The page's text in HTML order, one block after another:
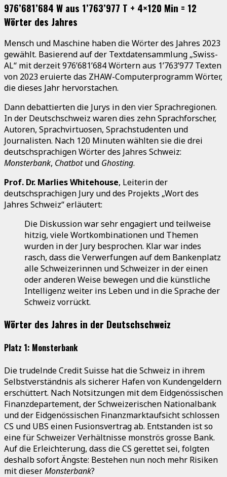
976’681’684 W aus 1’763’977 T + 4×120 Min = 12
Wörter des Jahres
Mensch und Maschine haben die Wörter des Jahres 2023
gewählt. Basierend auf der Textdatensammlung „Swiss-
AL“ mit derzeit 976’681’684 Wörtern aus 1’763’977 Texten
von 2023 eruierte das ZHAW-Computerprogramm Wörter,
die dieses Jahr hervorstachen.
Dann debattierten die Jurys in den vier Sprachregionen.
In der Deutschschweiz waren dies zehn Sprachforscher,
Autoren, Sprachvirtuosen, Sprachstudenten und
Journalisten. Nach 120 Minuten wählten sie die drei
deutschsprachigen Wörter des Jahres Schweiz:
Monsterbank, Chatbotund Ghosting.
Prof. Dr. Marlies Whitehouse, Leiterin der
deutschsprachigen Jury und des Projekts „Wort des
Jahres Schweiz“ erläutert:
Die Diskussion war sehr engagiert und teilweise
hitzig, viele Wortkombinationen und Themen
wurden in der Jury besprochen. Klar war indes
rasch, dass die Verwerfungen auf dem Bankenplatz
alle Schweizerinnen und Schweizer in der einen
oder anderen Weise bewegen und die künstliche
Intelligenz weiter ins Leben und in die Sprache der
Schweiz vorrückt.
Wörter des Jahres in der Deutschschweiz
Platz 1: Monsterbank
Die trudelnde Credit Suisse hat die Schweiz in ihrem
Selbstverständnis als sicherer Hafen von Kundengeldern
erschüttert. Nach Notsitzungen mit dem Eidgenössischen
Finanzdepartement, der Schweizerischen Nationalbank
und der Eidgenössischen Finanzmarktaufsicht schlossen
CS und UBS einen Fusionsvertrag ab. Entstanden ist so
eine für Schweizer Verhältnisse monströs grosse Bank.
Auf die Erleichterung, dass die CS gerettet sei, folgten
deshalb sofort Ängste: Bestehen nun noch mehr Risiken
mit dieserMonsterbank?